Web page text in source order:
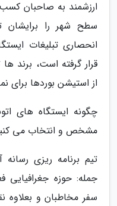
ارزشمند به صاحبان
سطح شهر را برایشان
انحصاری تبلیغات
قرار گرفته است، برند
از استیشن بوردها برای
چگونه ایستگاه های
مشخص و انتخاب می
تیم برنامه ریزی رسانه
جمله: حوزه جغرافیایی
سفر مخاطبان و بعلاوه